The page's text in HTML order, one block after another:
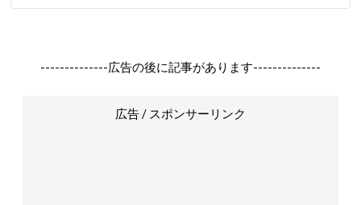
--------------広告の後に記事があります--------------
広告 / スポンサーリンク